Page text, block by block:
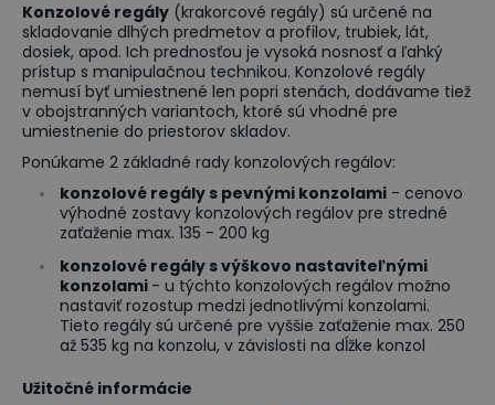
Konzolové regály (krakorcové regály) sú určené na
skladovanie dlhých predmetov a profilov, trubiek, lát,
dosiek, apod. Ich prednosťou je vysoká nosnosť a ľahký
prístup s manipulačnou technikou. Konzolové regály
nemusí byť umiestnené len popri stenách, dodávame tiež
v obojstranných variantoch, ktoré sú vhodné pre
umiestnenie do priestorov skladov.
Ponúkame 2 základné rady konzolových regálov:
konzolové regály s pevnými konzolami - cenovo
výhodné zostavy konzolových regálov pre stredné
zaťaženie max. 135 - 200 kg
konzolové regály s výškovo nastaviteľnými
konzolami - u týchto konzolových regálov možno
nastaviť rozostup medzi jednotlivými konzolami.
Tieto regály sú určené pre vyššie zaťaženie max. 250
až 535 kg na konzolu, v závislosti na dĺžke konzol
Užitočné informácie